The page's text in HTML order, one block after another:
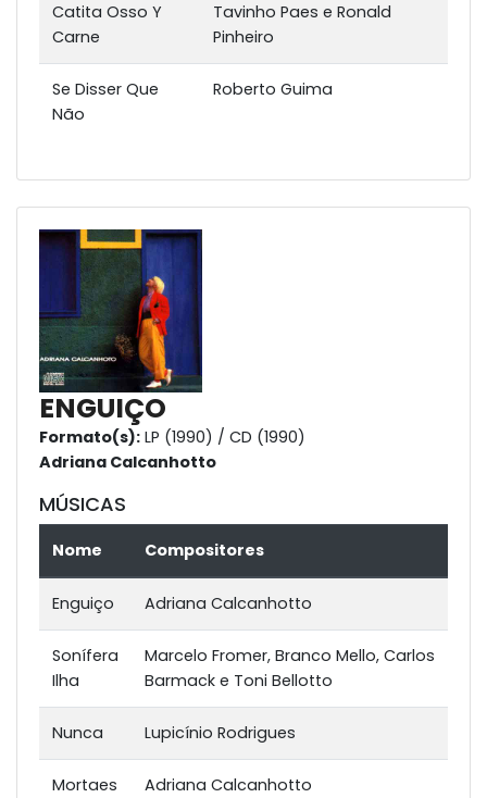
Catita Osso Y
Carne
Tavinho Paes e Ronald
Pinheiro
Se Disser Que
Não
Roberto Guima
ENGUIÇO
Formato(s): LP (1990) / CD (1990)
Adriana Calcanhotto
MÚSICAS
Nome Compositores
Enguiço Adriana Calcanhotto
Sonífera
Ilha
Marcelo Fromer, Branco Mello, Carlos
Barmack e Toni Bellotto
Nunca Lupicínio Rodrigues
Mortaes Adriana Calcanhotto